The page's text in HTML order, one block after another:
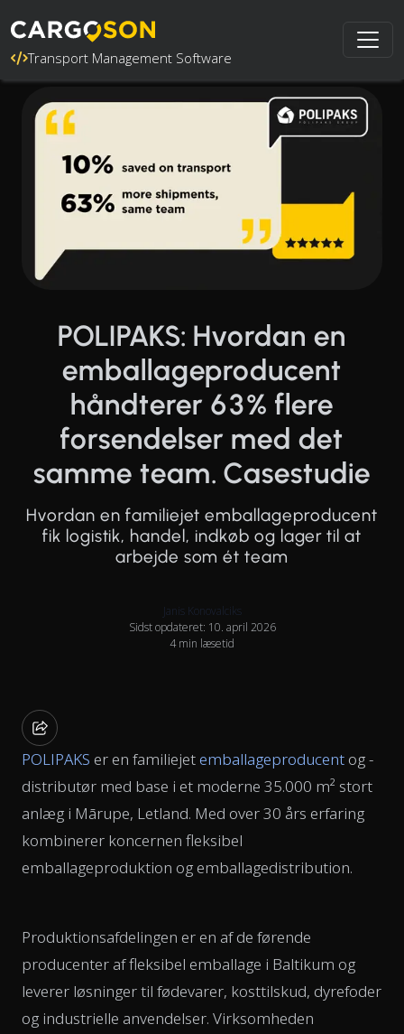
Transport Management Software
POLIPAKS: Hvordan en
emballageproducent
håndterer 63% flere
forsendelser med det
samme team. Casestudie
Hvordan en familiejet emballageproducent
fik logistik, handel, indkøb og lager til at
arbejde som ét team
Janis Konovalciks
Sidst opdateret: 10. april 2026
4 min læsetid
POLIPAKS er en familiejetemballageproducent og -
distributør med base i et moderne 35.000 m² stort
anlæg i Mārupe, Letland. Med over 30 års erfaring
kombinerer koncernen fleksibel
emballageproduktion og emballagedistribution.
Produktionsafdelingen er en af de førende
producenter af fleksibel emballage i Baltikum og
leverer løsninger til fødevarer, kosttilskud, dyrefoder
og industrielle anvendelser. Virksomheden